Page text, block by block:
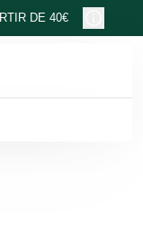
DE 40€